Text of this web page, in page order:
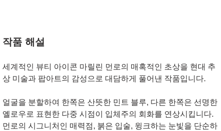
작품 해설
세계적인 뷰티 아이콘 마릴린 먼로의 매혹적인 초상을 현대 추
상 미술과 팝아트의 감성으로 대담하게 풀어낸 작품입니다.
얼굴을 분할하여 한쪽은 산뜻한 민트 블루, 다른 한쪽은 선명한
옐로우로 표현한 다중 시점이 입체주의 회화를 연상시킵니다.
먼로의 시그니처인 매력점, 붉은 입술, 윙크하는 눈빛을 단순하